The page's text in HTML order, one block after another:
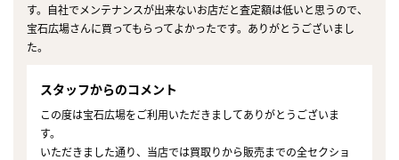
す。自社でメンテナンスが出来ないお店だと査定額は低いと思うので、
宝石広場さんに買ってもらってよかったです。ありがとうございまし
た。
スタッフからのコメント
この度は宝石広場をご利用いただきましてありがとうございま
す。
いただきました通り、当店では買取りから販売までの全セクショ